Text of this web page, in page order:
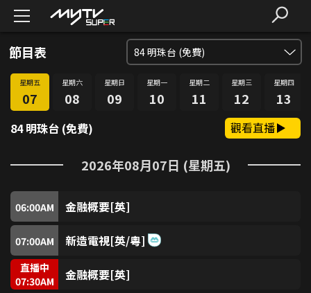
節目表 84明珠台 (免費)
SUPER FREE (免費)
2 SUPER獎門人 (免費)
3 愛．回家SUPER煲 (免費)
4 SUPER識食 (免費)
5 SUPER FUN (免費)
6 SUPER Music (免費)
星期五
07
星期六
08
星期日
09
星期一
10
星期二
11
星期三
12
星期四
13
84 明珠台 (免費) 觀看直播
2026年08月07日 (星期五)
06:00AM 金融概要[英]
07:00AM 新造電視[英/粵]
直播中
07:30AM 金融概要[英]